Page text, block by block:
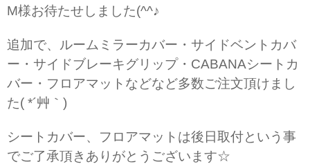
M様お待たせしました(^^♪
追加で、ルームミラーカバー・サイドベントカバ
ー・サイドブレーキグリップ・CABANAシートカ
バー・フロアマットなどなど多数ご注文頂けまし
た( *´艸｀)
シートカバー、フロアマットは後日取付という事
でご了承頂きありがとうございます☆